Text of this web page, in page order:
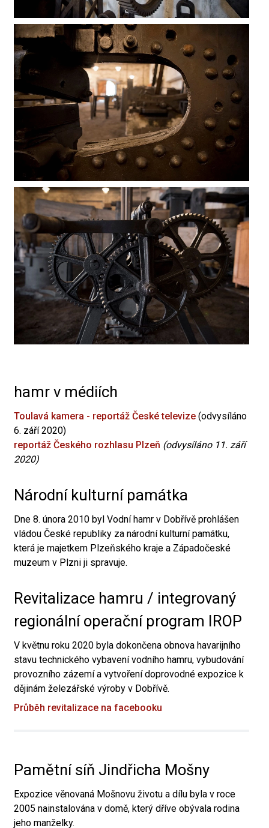
hamr v médiích
Toulavá kamera - reportáž České televize (odvysíláno
6. září 2020)
reportáž Českého rozhlasu Plzeň (odvysíláno 11. září
2020)
Národní kulturní památka
Dne 8. února 2010 byl Vodní hamr v Dobřívě prohlášen
vládou České republiky za národní kulturní památku,
která je majetkem Plzeňského kraje a Západočeské
muzeum v Plzni ji spravuje.
Revitalizace hamru / integrovaný
regionální operační program IROP
V květnu roku 2020 byla dokončena obnova havarijního
stavu technického vybavení vodního hamru, vybudování
provozního zázemí a vytvoření doprovodné expozice k
dějinám železářské výroby v Dobřívě.
Průběh revitalizace na facebooku
Pamětní síň Jindřicha Mošny
Expozice věnovaná Mošnovu životu a dílu byla v roce
2005 nainstalována v domě, který dříve obývala rodina
jeho manželky.